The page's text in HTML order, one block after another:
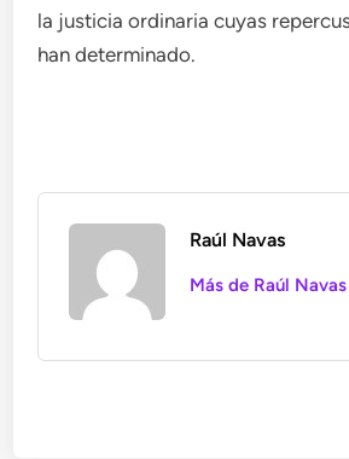
la justicia ordinaria cuyas
han determinado.
Raúl Navas
Más de Raúl Navas